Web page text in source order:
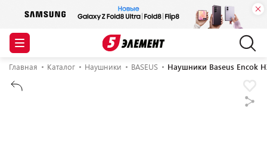
Главная Каталог Наушники BASEUS Наушники Baseus Encok